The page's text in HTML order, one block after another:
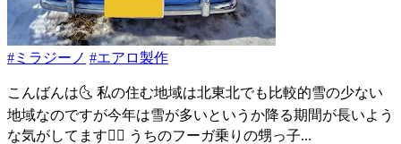
#ミラジーノ #エアロ製作
こんばんは🌜 私の住む地域は北東北でも比較的雪の少ない
地域なのですが今年は雪が多いというか降る期間が長いよう
な気がしてます😮‍💨 うちのフーガ乗りの甥っ子...